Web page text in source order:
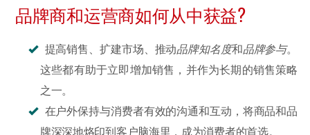
品牌商和运营商如何从中获益?
提高销售、扩建市场、推动品牌知名度和品牌参与。
这些都有助于立即增加销售，并作为长期的销售策略
之一。
在户外保持与消费者有效的沟通和互动，将商品和品
牌深深地烙印到客户脑海里，成为消费者的首选。